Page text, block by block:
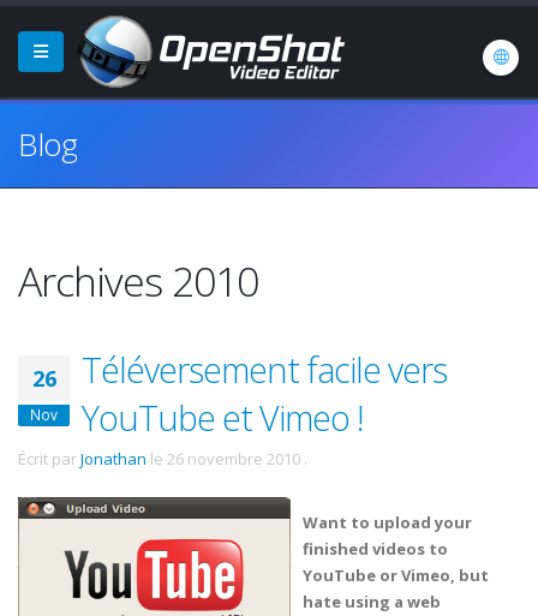
Blog
Archives 2010
26
Nov
Téléversement facile vers
YouTube et Vimeo !
Écrit parJonathan le 26 novembre 2010 .
Want to upload your
finished videos to
YouTube or Vimeo, but
hate using a web